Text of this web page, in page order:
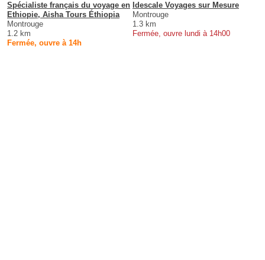
Spécialiste français du voyage en
Ethiopie, Aisha Tours Éthiopia
Montrouge
1.2 km
Fermée, ouvre à 14h
Idescale Voyages sur Mesure
Montrouge
1.3 km
Fermée, ouvre lundi à 14h00